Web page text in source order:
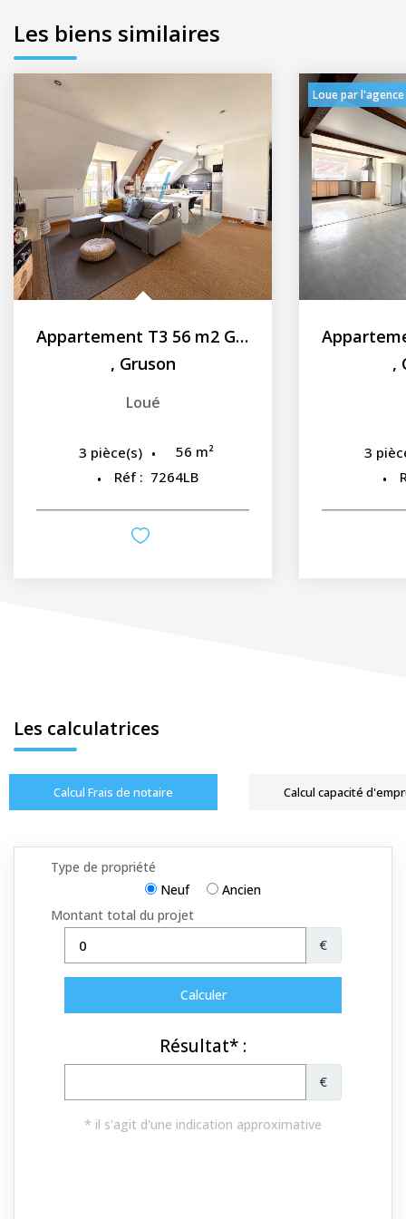
Les biens similaires
Appartement T3 56 m2 Gruson
, Gruson
Loué
3 pièce(s) 56 m²
Réf : 7264LB
Loue par l'agence
,
3
Les calculatrices
Calcul Frais de notaire Calcul capacité